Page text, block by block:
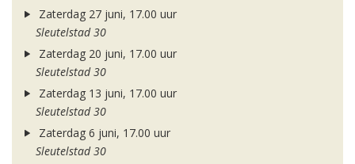
Zaterdag 27 juni, 17.00 uur
Sleutelstad 30
Zaterdag 20 juni, 17.00 uur
Sleutelstad 30
Zaterdag 13 juni, 17.00 uur
Sleutelstad 30
Zaterdag 6 juni, 17.00 uur
Sleutelstad 30